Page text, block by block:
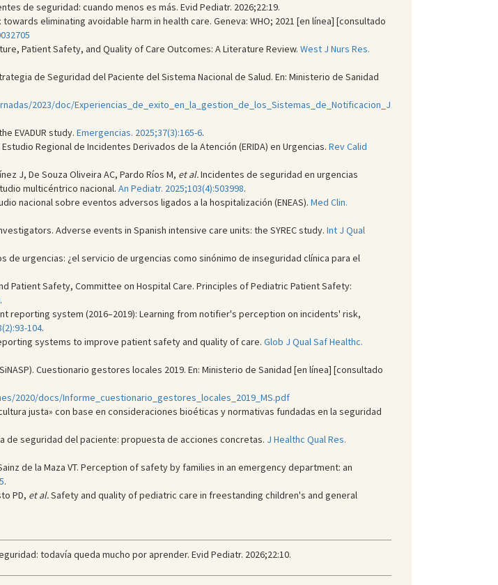
de seguridad: cuando menos es más. Evid Pediatr. 2026;22:19.
eliminating avoidable harm in health care. Geneva: WHO; 2021 [en línea] [consultado
Patient Safety, and Quality of Care Outcomes: A Literature Review. West J Nurs Res.
de Seguridad del Paciente del Sistema Nacional de Salud. En: Ministerio de Sanidad
2023/doc/Experiencias_de_exito_en_la_gestion_de_los_Sistemas_de_Notificacion_J
EVADUR study. Emergencias. 2025;37(3):165-6.
Estudio Regional de Incidentes Derivados de la Atención (ERIDA) en Urgencias. Rev Calid
J, De Souza Oliveira AC, Pardo Ríos M, et al.Incidentes de seguridad en urgencias
multicéntrico nacional. An Pediatr. 2025;103(4):503998.
nacional sobre eventos adversos ligados a la hospitalización (ENEAS). Med Clin.
Adverse events in Spanish intensive care units: the SYREC study. Int J Qual
de urgencias: ¿el servicio de urgencias como sinónimo de inseguridad clínica para el
Patient Safety, Committee on Hospital Care. Principles of Pediatric Patient Safety:
.
reporting system (2016–2019): Learning from notifier's perception on incidents' risk,
104.
systems to improve patient safety and quality of care. Glob J Qual Saf Healthc.
Cuestionario gestores locales 2019. En: Ministerio de Sanidad [en línea] [consultado
2020/docs/Informe_cuestionario_gestores_locales_2019_MS.pdf
justa» con base en consideraciones bioéticas y normativas fundadas en la seguridad
de seguridad del paciente: propuesta de acciones concretas. J Healthc Qual Res.
de la Maza VT. Perception of safety by families in an emergency department: an
.
PD, et al.Safety and quality of pediatric care in freestanding children's and general
todavía queda mucho por aprender. Evid Pediatr. 2026;22:10.